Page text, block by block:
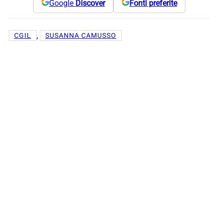
Google Discover Fonti preferite
CGIL , SUSANNA CAMUSSO